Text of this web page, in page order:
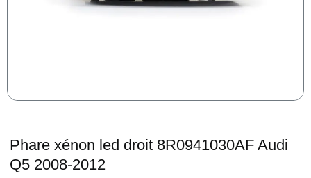
Phare xénon led droit 8R0941030AF Audi
Q5 2008-2012